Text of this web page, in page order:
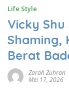
Life Style
Vicky
Shaming,
Berat
Zarah Zuhran
Mei 17, 2026